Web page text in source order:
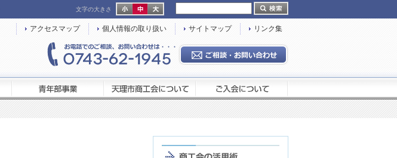
文字の大きさ
リンク集
サイトマップ
個人情報の取り扱い
アクセスマップ